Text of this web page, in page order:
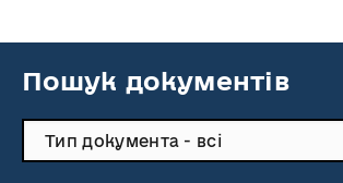
Пошук документів